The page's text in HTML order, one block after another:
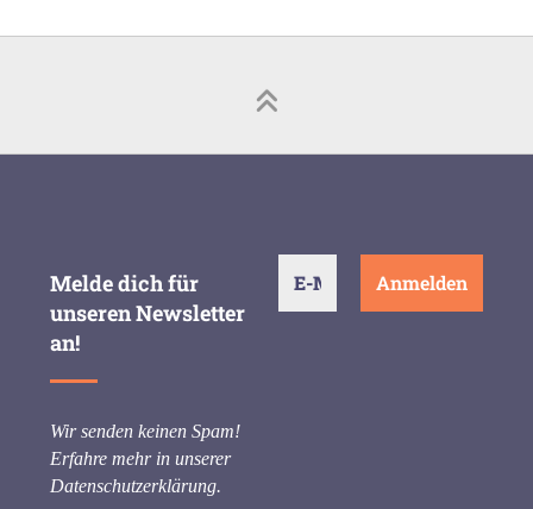
Melde dich für
unseren Newsletter
an!
Wir senden keinen Spam!
Erfahre mehr in unserer
Datenschutzerklärung.